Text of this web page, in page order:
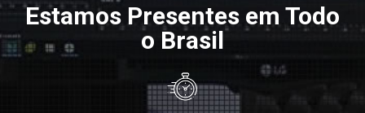
Estamos Presentes em Todo
o Brasil